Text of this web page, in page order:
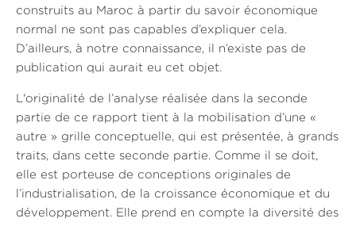
construits au Maroc à partir du savoir économique
normal ne sont pas capables d’expliquer cela.
D’ailleurs, à notre connaissance, il n’existe pas de
publication qui aurait eu cet objet.
L'originalité de l’analyse réalisée dans la seconde
partie de ce rapport tient à la mobilisation d’une «
autre » grille conceptuelle, qui est présentée, à grands
traits, dans cette seconde partie. Comme il se doit,
elle est porteuse de conceptions originales de
l’industrialisation, de la croissance économique et du
développement. Elle prend en compte la diversité des